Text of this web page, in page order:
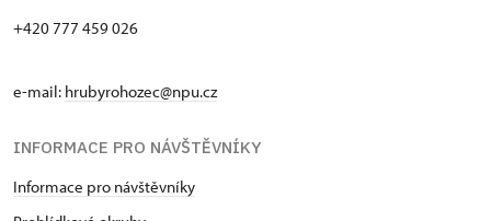
+420 777 459 026
e-mail: hrubyrohozec@npu.cz
INFORMACE PRO NÁVŠTĚVNÍKY
Informace pro návštěvníky